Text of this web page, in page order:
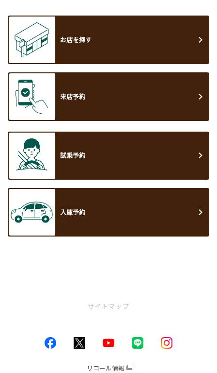
お店を探す
来店予約
試乗予約
入庫予約
サイトマップ
リコール情報